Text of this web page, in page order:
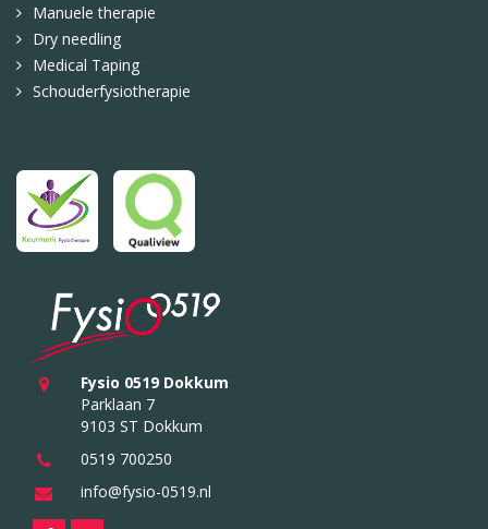
Manuele therapie
Dry needling
Medical Taping
Schouderfysiotherapie
Fysio 0519 Dokkum
Parklaan 7
9103 ST Dokkum
0519 700250
info@fysio-0519.nl